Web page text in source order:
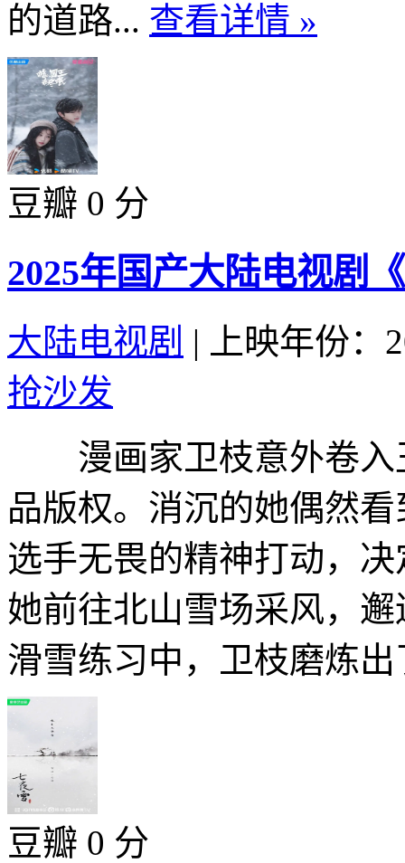
的道路... 查看详情 »
豆瓣 0 分
2025年国产大陆电视剧
大陆电视剧 |
上映年份：
抢沙发
漫画家卫枝意外卷入
品版权。消沉的她偶然
选手无畏的精神打动，
她前往北山雪场采风，
滑雪练习中，卫枝磨炼
豆瓣 0 分